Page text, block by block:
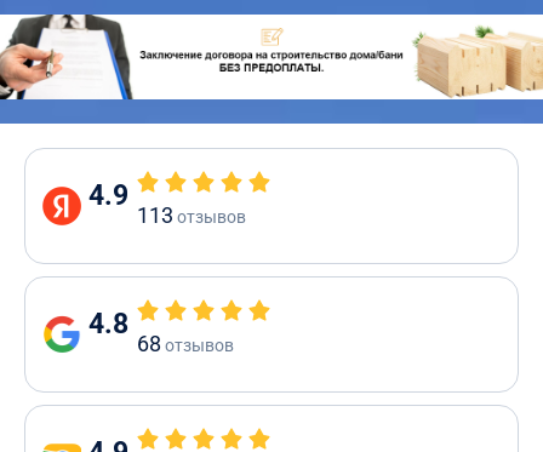
4.9
113 отзывов
4.8
68 отзывов